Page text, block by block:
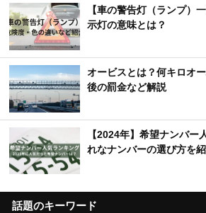
【車の警告灯（ランプ）
示灯の意味とは？
オービスとは？何キロオ
後の罰金など解説
【2024年】希望ナンバー
れなナンバーの選び方を
話題のキーワード